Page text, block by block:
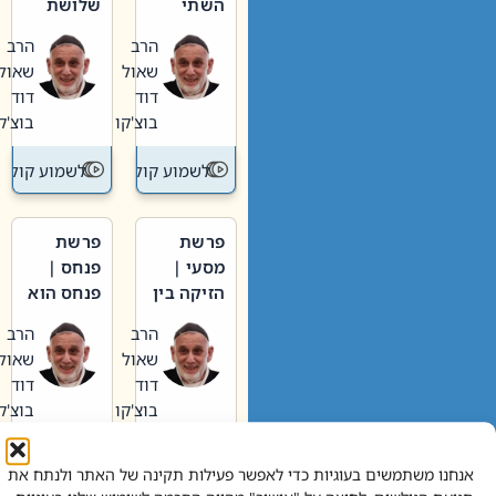
אנחנו משתמשים בעוגיות כדי לאפשר פעילות תקינה של האתר ולנתח את
וערב של
חיינו
הרב
שאול
דוד
בוצ'קו
לשמוע קול תורה – מדרש
האבות
הרב
שאול
דוד
בוצ'קו
לשמוע קול
פרשת
מסעי |
הזיקה בין
הגדול לעם הרב
שאול
דוד
בוצ'קו
לשמוע קול תורה – מדרש
פרשת
פנחס |
פנחס הוא
אליהו: בין
קנאות
הורסת
לקנאות
בונה
הרב
שאול
דוד
בוצ'קו
לשמוע קול